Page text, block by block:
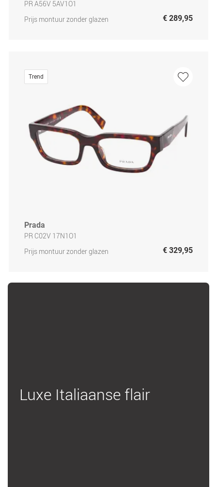
PR A56V 5AV1O1
Prijs montuur zonder glazen
€ 289,95
Trend
Prada
PR C02V 17N1O1
Prijs montuur zonder glazen
€ 329,95
Luxe Italiaanse flair